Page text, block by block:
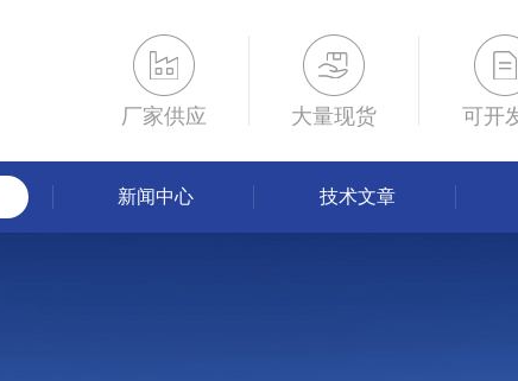
厂家供应 大量现货 可开
新闻中心 技术文章